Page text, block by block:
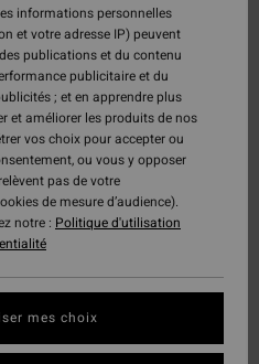
informations personnelles
et votre adresse IP) peuvent
publications et du contenu
publicitaire et du
; et en apprendre plus
et améliorer les produits de nos
vos choix pour accepter ou
ou vous y opposer
pas de votre
de mesure d’audience).
notre : Politique d'utilisation
mes choix